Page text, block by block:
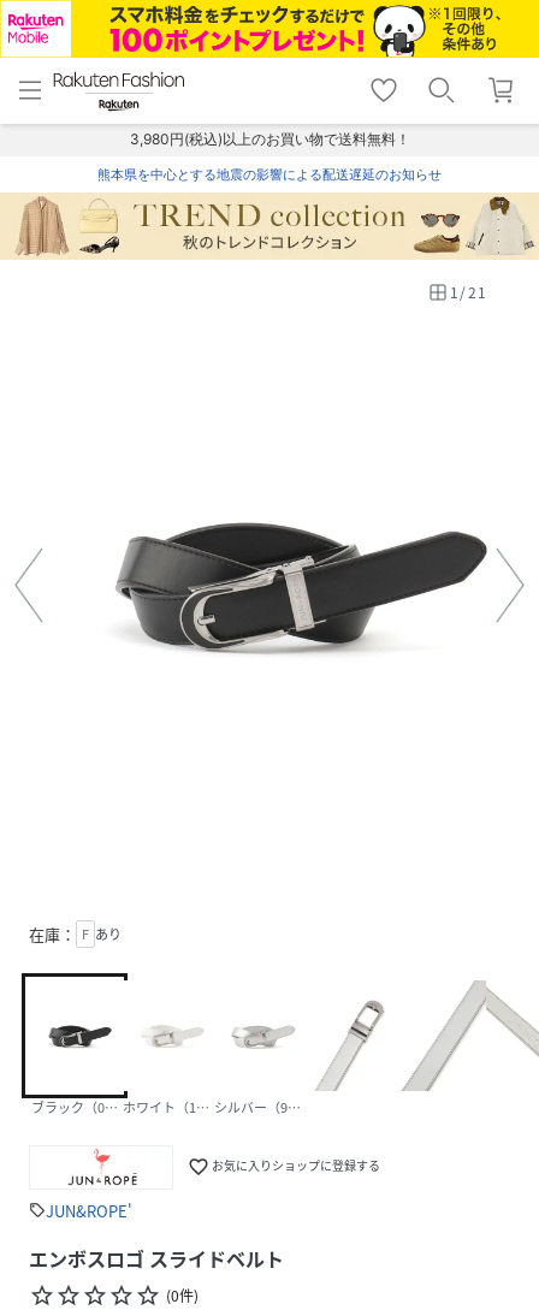
menu home
トップ
shopping_cart lock_outline
ログイン
3,980円(税込)以上のお買い物で送料無料！
熊本県を中心とする地震の影響による配送遅延のお知らせ
1/21
在庫： F あり
ブラック（01）ホワイト（10）シルバー（93）
favorite_border お気に入りショップに登録する
sellJUN&ROPE'
エンボスロゴ スライドベルト
star_borderstar_borderstar_borderstar_borderstar_border (0件)